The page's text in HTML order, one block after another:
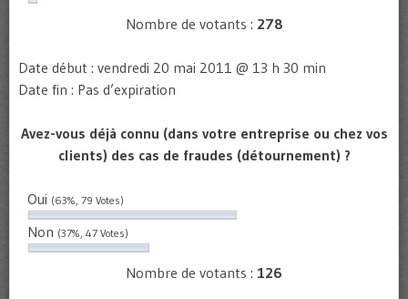
Nombre de votants : 278
Date début : vendredi 20 mai 2011 @ 13 h 30 min
Date fin : Pas d’expiration
Avez-vous déjà connu (dans votre entreprise ou chez vos
clients) des cas de fraudes (détournement) ?
Oui (63%, 79 Votes)
Non (37%, 47 Votes)
Nombre de votants : 126